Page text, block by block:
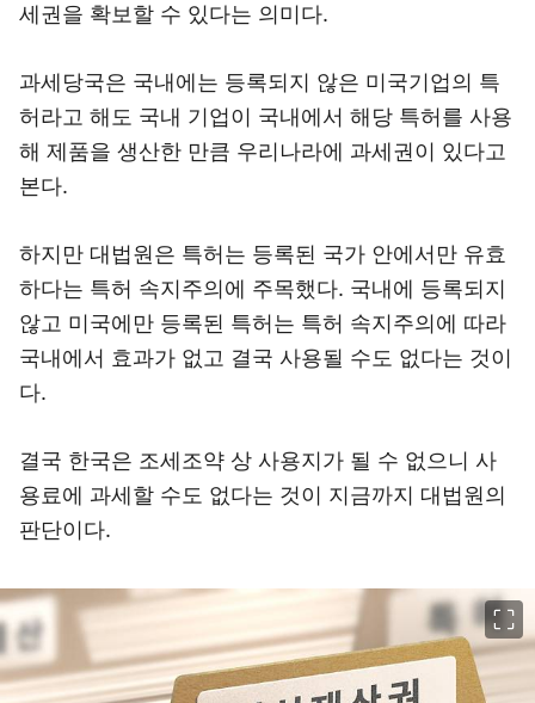
세권을 확보할 수 있다는 의미다.
과세당국은 국내에는 등록되지 않은 미국기업의 특
허라고 해도 국내 기업이 국내에서 해당 특허를 사용
해 제품을 생산한 만큼 우리나라에 과세권이 있다고
본다.
하지만 대법원은 특허는 등록된 국가 안에서만 유효
하다는 특허 속지주의에 주목했다. 국내에 등록되지
않고 미국에만 등록된 특허는 특허 속지주의에 따라
국내에서 효과가 없고 결국 사용될 수도 없다는 것이
다.
결국 한국은 조세조약 상 사용지가 될 수 없으니 사
용료에 과세할 수도 없다는 것이 지금까지 대법원의
판단이다.